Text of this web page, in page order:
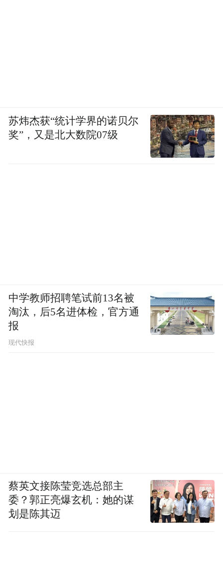
苏炜杰获“统计学界的诺贝尔
奖”，又是北大数院07级
中学教师招聘笔试前13名被
淘汰，后5名进体检，官方通
报
现代快报
蔡英文接陈莹竞选总部主
委？郭正亮爆玄机：她的谋
划是陈其迈